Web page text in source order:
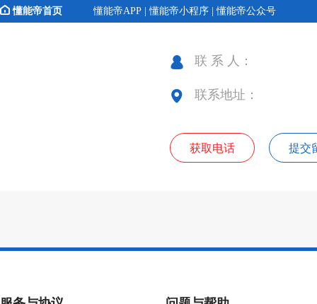
懂能帝首页 懂能帝APP | 懂能帝小程序 | 懂能帝公众号
联 系 人：
联系地址：
获取电话 提交